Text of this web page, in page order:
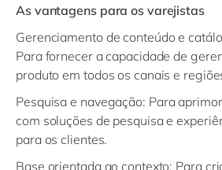
transferir e auditar dados de ponto
tomada de decisão mais eficiente.
Ofertas e cupons mobile:
oferecendo cupons e ofertas
As vantagens para os varejistas
Gerenciamento de conteúdo e
Para fornecer a capacidade de
produto em todos os canais e
Pesquisa e navegação: Para
com soluções de pesquisa e
para os clientes.
Base orientada ao contexto: Para